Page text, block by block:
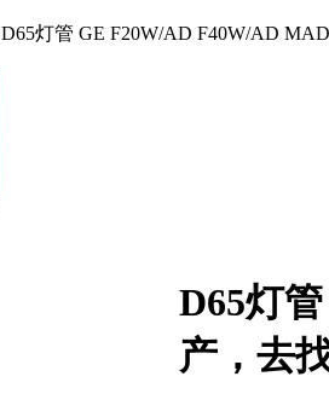
D65灯管 GE F20W/AD F40W/AD
D65灯
产，去